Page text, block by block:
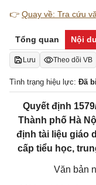
👉 Quay về: Tra cứu
Tổng quan Nội
Lưu Theo dõi VB
Tình trạng hiệu lực: Đã
Quyết định
Thành phố Hà
định tài liệu giáo
cấp tiểu học,
Văn bản